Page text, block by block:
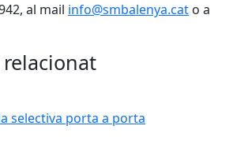
al mail info@smbalenya.cat o a
selectiva porta a porta